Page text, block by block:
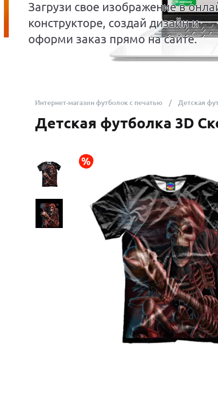
Загрузи свое изображение в
конструкторе, создай дизайн и
оформи заказ прямо на сайте.
Интернет-магазин футболок с печатью Детская
Детская футболка 3D